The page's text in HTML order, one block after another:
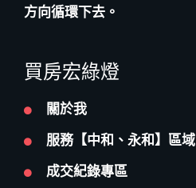
方向循環下去。
買房宏綠燈
關於我
服務【中和、永和】區域
成交紀錄專區